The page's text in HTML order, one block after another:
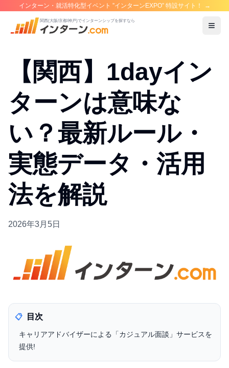
インターン・就活特化型イベント ”インターンEXPO” 特設サイト！ →
関西(大阪/京都/神戸)でインターンシップを探すなら
メニ
【関西】1dayイン
ターンは意味な
い？最新ルール・
実態データ・活用
法を解説
2026年3月5日
📋 目次
キャリアアドバイザーによる「カジュアル面談」サービスを
提供!